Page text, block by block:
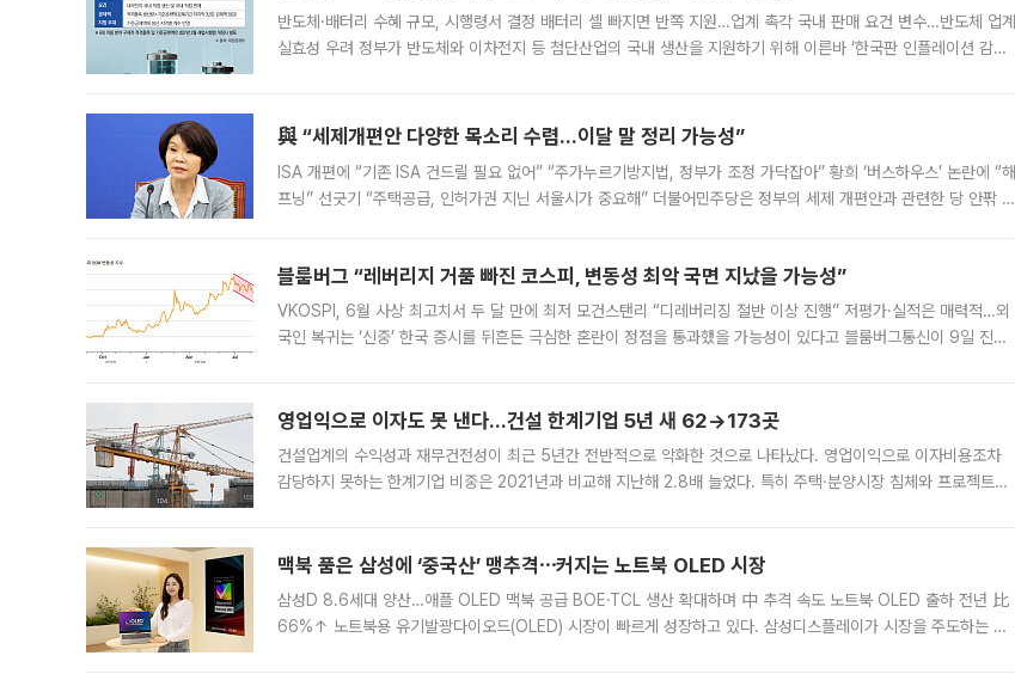
반도체·배터리 수혜 규모, 시행령서 결정 배터리 셀 빠지면 반쪽 지원…업계 촉각 국내 판매 요건 변수…반도체 업계
실효성 우려 정부가 반도체와 이차전지 등 첨단산업의 국내 생산을 지원하기 위해 이른바 ‘한국판 인플레이션 감축
與 “세제개편안 다양한 목소리 수렴…이달 말 정리 가능성”
ISA 개편에 “기존 ISA 건드릴 필요 없어” “주가누르기방지법, 정부가 조정 가닥잡아” 황희 ‘버스하우스’ 논란에 “해
프닝” 선긋기 “주택공급, 인허가권 지닌 서울시가 중요해” 더불어민주당은 정부의 세제 개편안과 관련한 당 안팎 의
블룸버그 “레버리지 거품 빠진 코스피, 변동성 최악 국면 지났을 가능성”
VKOSPI, 6월 사상 최고치서 두 달 만에 최저 모건스탠리 “디레버리징 절반 이상 진행” 저평가·실적은 매력적…외
국인 복귀는 ‘신중’ 한국 증시를 뒤흔든 극심한 혼란이 정점을 통과했을 가능성이 있다고 블룸버그통신이 9일 진단
영업익으로 이자도 못 낸다…건설 한계기업 5년 새 62→173곳
건설업계의 수익성과 재무건전성이 최근 5년간 전반적으로 악화한 것으로 나타났다. 영업이익으로 이자비용조차
감당하지 못하는 한계기업 비중은 2021년과 비교해 지난해 2.8배 늘었다. 특히 주택·분양시장 침체와 프로젝트파
맥북 품은 삼성에 ‘중국산’ 맹추격⋯커지는 노트북 OLED 시장
삼성D 8.6세대 양산…애플 OLED 맥북 공급 BOE·TCL 생산 확대하며 中 추격 속도 노트북 OLED 출하 전년 比
66%↑ 노트북용 유기발광다이오드(OLED) 시장이 빠르게 성장하고 있다. 삼성디스플레이가 시장을 주도하는 가